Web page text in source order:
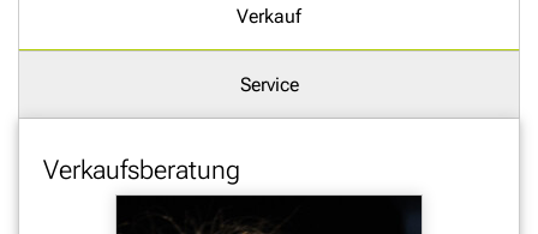
Verkauf
Service
Verkaufsberatung